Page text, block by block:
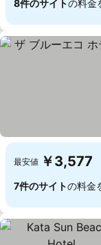
8件のサイトの料金
最安値 ￥3,577
7件のサイトの料金